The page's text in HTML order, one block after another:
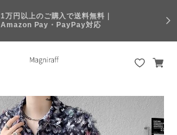
1万円以上のご購入で送料無料｜
Amazon Pay・PayPay対応